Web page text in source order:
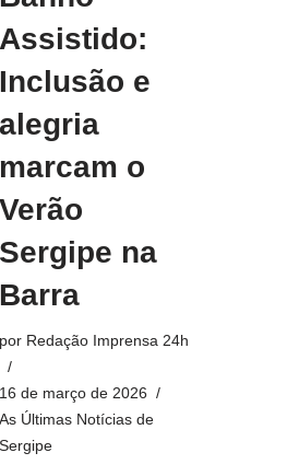
Assistido:
Inclusão e
alegria
marcam o
Verão
Sergipe na
Barra
por Redação Imprensa 24h
16 de março de 2026
As Últimas Notícias de
Sergipe